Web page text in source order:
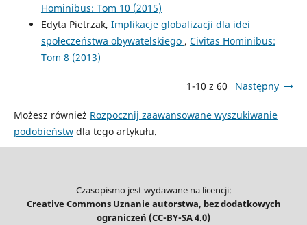
Hominibus: Tom 10 (2015)
Edyta Pietrzak, Implikacje globalizacji dla idei
społeczeństwa obywatelskiego , Civitas Hominibus:
Tom 8 (2013)
1-10 z 60 Następny
Możesz również Rozpocznij zaawansowane wyszukiwanie
podobieństwdla tego artykułu.
Czasopismo jest wydawane na licencji:
Creative Commons Uznanie autorstwa, bez dodatkowych
ograniczeń (CC-BY-SA 4.0)